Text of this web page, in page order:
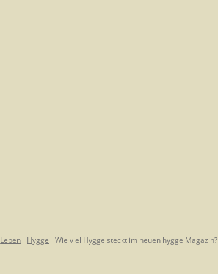
Leben Hygge Wie viel Hygge steckt im neuen hygge Magazin?